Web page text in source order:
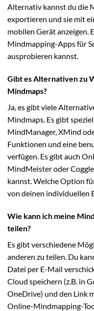
Alternativ kannst du die
exportieren und sie mit
mobilen Gerät anzeigen.
Mindmapping-Apps für
ausprobieren kannst.
Gibt es Alternativen zu
Mindmaps?
Ja, es gibt viele
Mindmaps. Es gibt
MindManager, XMind
Funktionen und eine
verfügen. Es gibt auch
MindMeister oder
kannst. Welche Option
von deinen individuellen
Wie kann ich meine
teilen?
Es gibt verschiedene
anderen zu teilen. Du
Datei per E-Mail
Cloud speichern (z.B. in
OneDrive) und den Link
Online-Mindmapping-